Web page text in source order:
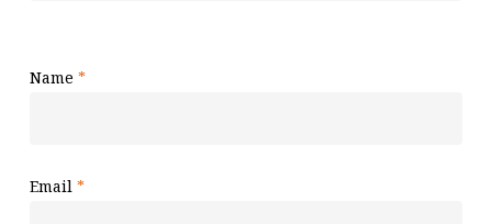
Name *
Email *